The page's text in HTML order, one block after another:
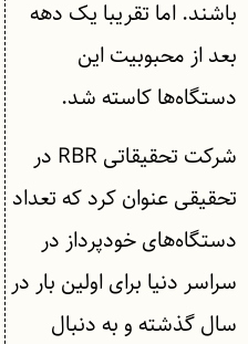
باشند. اما تقریبا یک دهه
بعد از محبوبیت این
دستگاه‌ها کاسته شد.
شرکت تحقیقاتی RBR در
تحقیقی عنوان کرد که تعداد
دستگاه‌های خودپرداز در
سراسر دنیا برای اولین بار در
سال گذشته و به دنبال